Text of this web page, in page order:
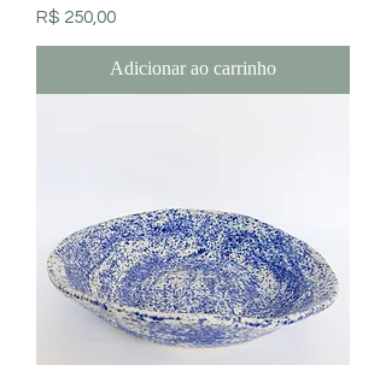
Preço
R$ 250,00
Adicionar ao carrinho